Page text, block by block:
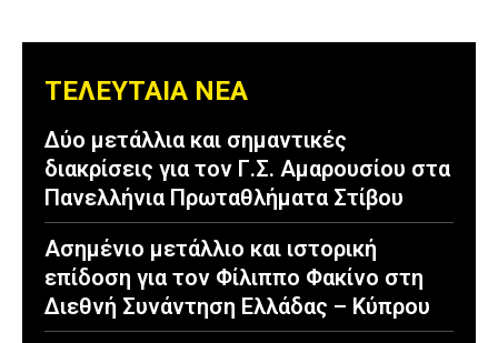
ΤΕΛΕΥΤΑΙΑ ΝΕΑ
Δύο μετάλλια και σημαντικές
διακρίσεις για τον Γ.Σ. Αμαρουσίου στα
Πανελλήνια Πρωταθλήματα Στίβου
Ασημένιο μετάλλιο και ιστορική
επίδοση για τον Φίλιππο Φακίνο στη
Διεθνή Συνάντηση Ελλάδας – Κύπρου